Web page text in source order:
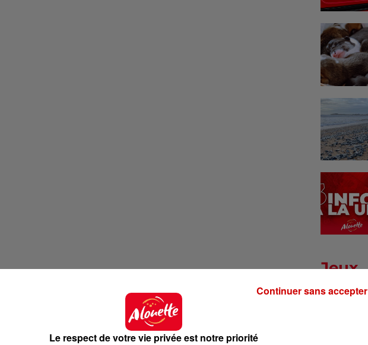
Jeux
Le respect de votre vie privée est notre priorité
Continuer sans accepter